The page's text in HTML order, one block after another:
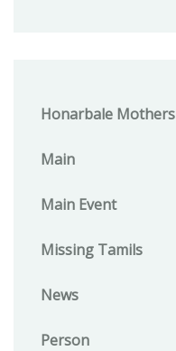
Honarbale Mothers
Main
Main Event
Missing Tamils
News
Person